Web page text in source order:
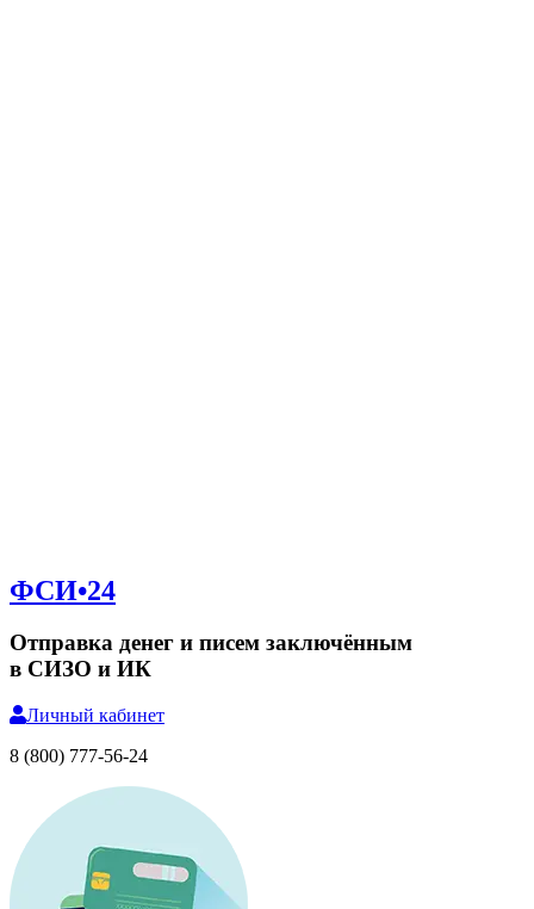
ФСИ•24
Отправка денег и писем заключённым
в СИЗО и ИК
Личный кабинет
8 (800) 777-56-24